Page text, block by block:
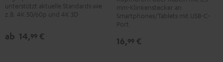
Ethernet
Ethernet
unterstützt aktuelle Standards wie
z.B. 4K 50/60p und 4K 3D
ab 14,99 €
Schwarz
mm-Klinkenstecker an
Smartphones/Tablets mit USB-C-
Port
16,99 €